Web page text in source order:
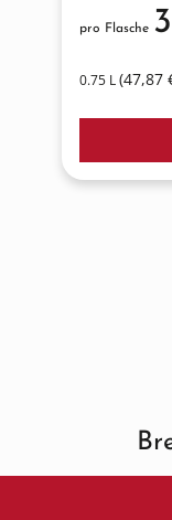
0.75 L(47,87
pro Flasche